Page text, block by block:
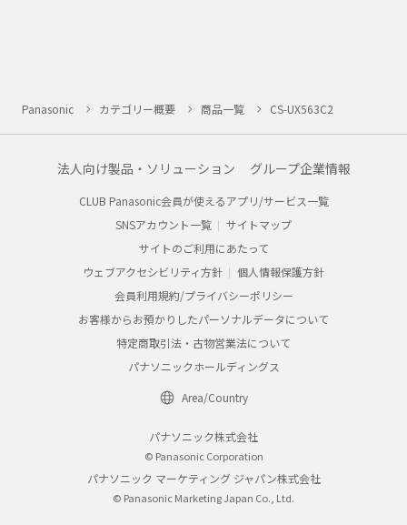
Panasonic カテゴリー概要 商品一覧 CS-UX563C2
法人向け製品・ソリューション グループ企業情報
CLUB Panasonic会員が使えるアプリ/サービス一覧
SNSアカウント一覧
サイトマップ
サイトのご利用にあたって
ウェブアクセシビリティ方針
個人情報保護方針
会員利用規約/プライバシーポリシー
お客様からお預かりしたパーソナルデータについて
特定商取引法・古物営業法について
パナソニックホールディングス
Area/Country
パナソニック株式会社
© Panasonic Corporation
パナソニック マーケティング ジャパン株式会社
© Panasonic Marketing Japan Co., Ltd.